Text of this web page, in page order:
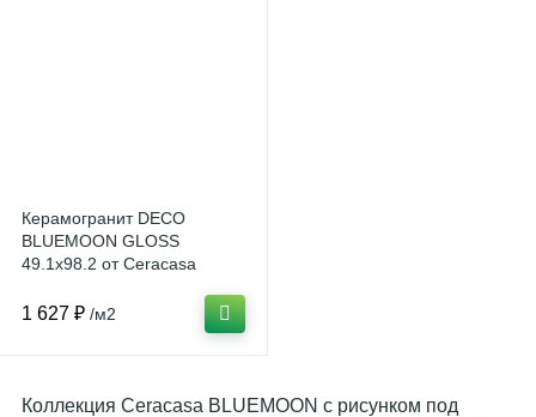
Керамогранит DECO
BLUEMOON GLOSS
49.1x98.2 от Ceracasa
1 627 ₽ /м2
Коллекция Ceracasa BLUEMOON с рисунком под